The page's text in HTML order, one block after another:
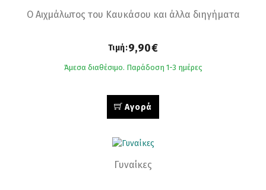
Ο Αιχµάλωτος του Καυκάσου και άλλα διηγήματα
Τιμή:9,90€
Άμεσα διαθέσιμο. Παράδοση 1-3 ημέρες
Αγορά
Γυναίκες